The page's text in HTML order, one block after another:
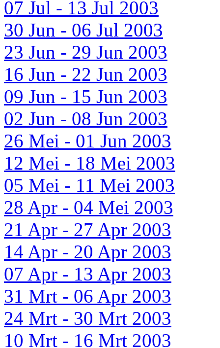
07 Jul - 13 Jul 2003
30 Jun - 06 Jul 2003
23 Jun - 29 Jun 2003
16 Jun - 22 Jun 2003
09 Jun - 15 Jun 2003
02 Jun - 08 Jun 2003
26 Mei - 01 Jun 2003
12 Mei - 18 Mei 2003
05 Mei - 11 Mei 2003
28 Apr - 04 Mei 2003
21 Apr - 27 Apr 2003
14 Apr - 20 Apr 2003
07 Apr - 13 Apr 2003
31 Mrt - 06 Apr 2003
24 Mrt - 30 Mrt 2003
10 Mrt - 16 Mrt 2003